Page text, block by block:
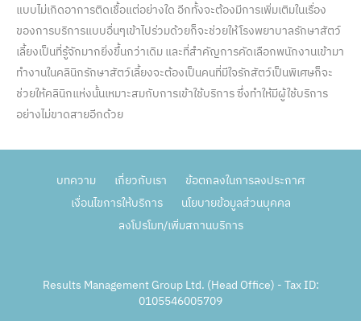
แบบไม่เกิดอาการติดเชื้อแต่อย่างใด อีกทั้งจะต้องมีการเพิ่มเติมในเรื่อง
ของการบริการแบบอื่นๆเข้าไปร่วมด้วยก็จะช่วยให้โรงพยาบาลรักษาสัตว์
เลี้ยงเป็นที่รู้จักมากยิ่งขึ้นกว่าเดิม และที่สำคัญการคัดเลือกพนักงานเข้ามา
ทำงานในคลินิกรักษาสัตว์เลี้ยงจะต้องเป็นคนที่มีใจรักสัตว์เป็นพิเศษก็จะ
ช่วยให้คลินิกแห่งนั้นเหมาะสมกับการเข้าใช้บริการ ซึ่งทำให้มีผู้ใช้บริการ
อย่างไม่ขาดสายอีกด้วย
บทความ เกี่ยวกับเรา
ข้อตกลงในการลงประกาศ
เงื่อนไขการให้บริการ
นโยบายข้อมูลส่วนบุคคล
ลงโปรโมท/เพิ่มสถานบริการ
Results Management Group Ltd. (Head Office) - Tax ID:
0105546005709